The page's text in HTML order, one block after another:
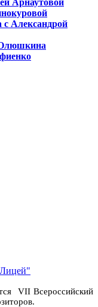
Арнаутовой
с Александрой
VII Всероссийский